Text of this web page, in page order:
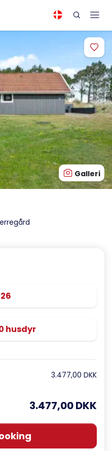
Galleri
3.477,00 DKK
3.477,00 DKK